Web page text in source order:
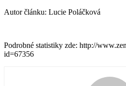
Autor článku: Lucie Poláčková
Podrobné statistiky zde: http://
id=67356